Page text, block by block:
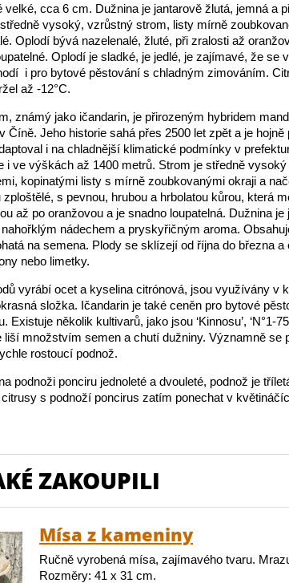
velké, cca 6 cm. Dužnina je jantarově žlutá, jemná a
vysoký, vzrůstný strom, listy mírně
Oplodí bývá nazelenalé, žluté, při zralosti až
Oplodí je sladké, je jedlé, je zajímavé, že se
i pro bytové pěstování s chladným zimováním.
až -12°C.
známý jako ičandarin, je přirozeným hybridem
Číně. Jeho historie sahá přes 2500 let zpět a je hojně
i na chladnější klimatické podmínky v
i ve výškách až 1400 metrů. Strom je středně
kopinatými listy s mírně zoubkovanými okraji a
s pevnou, hrubou a hrbolatou kůrou, která
až po oranžovou a je snadno loupatelná. Dužnina je
nádechem a pryskyřičným aroma.
na semena. Plody se sklízejí od října do března
nebo limetky.
vyrábí ocet a kyselina citrónová, jsou využívány v
složka. Ičandarin je také ceněn pro bytové
Existuje několik kultivarů, jako jsou ‘Kinnosu’, ‘N°1-
liší množstvím semen a chutí dužniny. Významně se
rostoucí podnož.
podnoži ponciru jednoleté a dvouleté, podnož je
s podnoží poncirus zatím ponechat v
ZAKOUPILI
Mísa z kameniny
Ručně vyrobená mísa, zajímavého tvaru.
Rozměry: 41 x 31 cm.